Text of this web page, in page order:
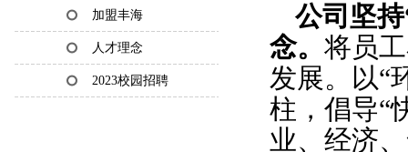
加盟丰海
人才理念
2023校园招聘
公司坚
念。 将员
发展。以“
柱，倡导“
业、经济